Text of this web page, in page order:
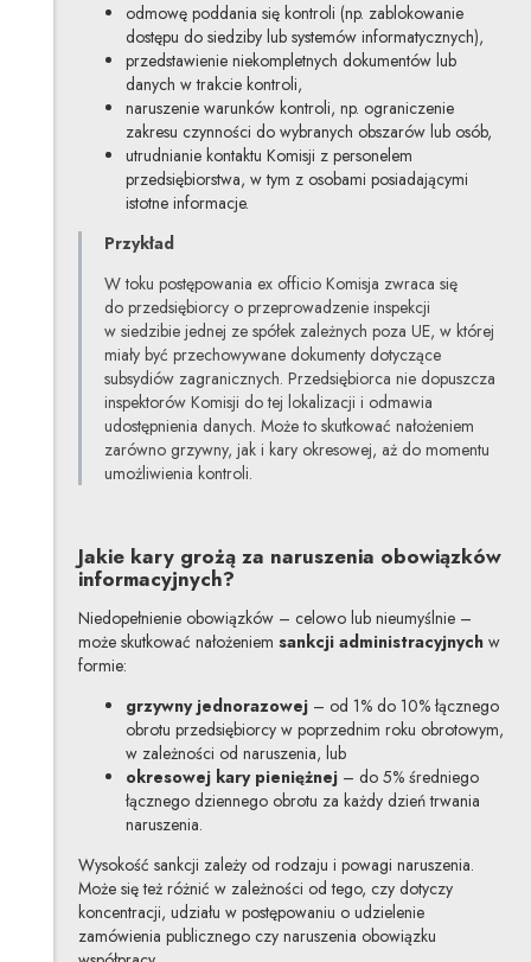
odmowę poddania się kontroli (np. zablokowanie
dostępu do siedziby lub systemów informatycznych),
przedstawienie niekompletnych dokumentów lub
danych w trakcie kontroli,
naruszenie warunków kontroli, np. ograniczenie
zakresu czynności do wybranych obszarów lub osób,
utrudnianie kontaktu Komisji z personelem
przedsiębiorstwa, w tym z osobami posiadającymi
istotne informacje.
Przykład
W toku postępowania ex officio Komisja zwraca się
do przedsiębiorcy o przeprowadzenie inspekcji
w siedzibie jednej ze spółek zależnych poza UE, w której
miały być przechowywane dokumenty dotyczące
subsydiów zagranicznych. Przedsiębiorca nie dopuszcza
inspektorów Komisji do tej lokalizacji i odmawia
udostępnienia danych. Może to skutkować nałożeniem
zarówno grzywny, jak i kary okresowej, aż do momentu
umożliwienia kontroli.
Jakie kary grożą za naruszenia obowiązków
informacyjnych?
Niedopełnienie obowiązków – celowo lub nieumyślnie –
może skutkować nałożeniem sankcji administracyjnych w
formie:
grzywny jednorazowej– od 1% do 10% łącznego
obrotu przedsiębiorcy w poprzednim roku obrotowym,
w zależności od naruszenia, lub
okresowej kary pieniężnej – do 5% średniego
łącznego dziennego obrotu za każdy dzień trwania
naruszenia.
Wysokość sankcji zależy od rodzaju i powagi naruszenia.
Może się też różnić w zależności od tego, czy dotyczy
koncentracji, udziału w postępowaniu o udzielenie
zamówienia publicznego czy naruszenia obowiązku